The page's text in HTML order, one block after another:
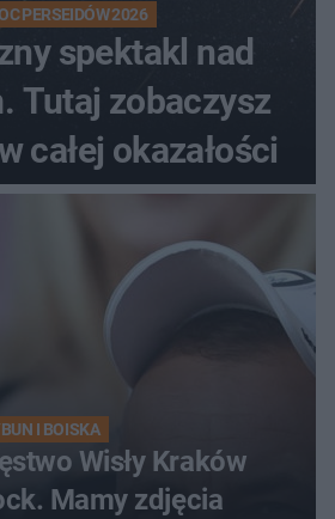
PERSEIDÓW 2026
spektakl nad
Tutaj zobaczysz
całej okazałości
I BOISKA
Wisły Kraków
Mamy zdjęcia